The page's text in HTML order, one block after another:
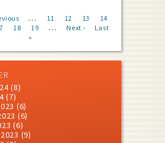
… Page
11 Page
12 Page
13 Page
14
Page
18 Page
19 …
Next
Next ›
Last
Last
»
(8)
(7)
(6)
(6)
(6)
(9)